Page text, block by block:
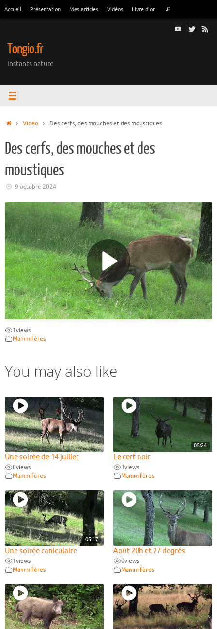
Accueil Présentation Mes articles Vidéos Livre d’or
:
Rechercher
Tongio.fr
Instants nature
Accueil
Video Des cerfs, des mouches et des moustiques
Des cerfs, des mouches et des
moustiques
9 octobre 2024
1views
Mammifères
You may also like
Une soirée de 14 juillet
0views
Mammifères
05:24
Le cerf noir
3views
Mammifères
05:17
Une soirée caniculaire
1views
Mammifères
Août 20h et 27 degrés
0views
Mammifères